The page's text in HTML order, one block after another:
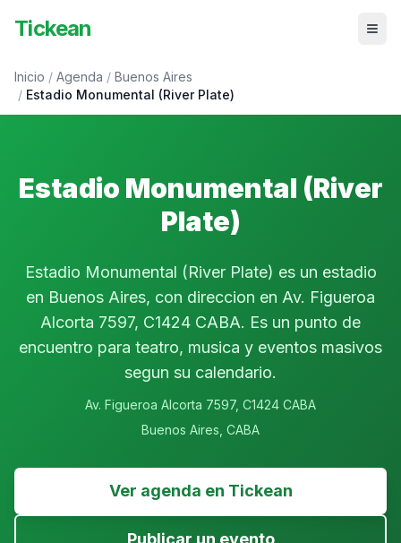
Tickean
Inicio / Agenda / Buenos Aires
/ Estadio Monumental (River Plate)
Estadio Monumental (River
Plate)
Estadio Monumental (River Plate) es un estadio
en Buenos Aires, con direccion en Av. Figueroa
Alcorta 7597, C1424 CABA. Es un punto de
encuentro para teatro, musica y eventos masivos
segun su calendario.
Av. Figueroa Alcorta 7597, C1424 CABA
Buenos Aires CABA
Ver agenda en Tickean
Publicar un evento